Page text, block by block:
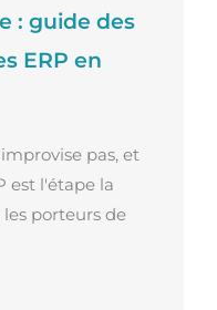
: guide des
ERP en
pas, et
est l'étape la
porteurs de